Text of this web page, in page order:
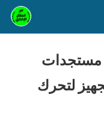
مستجدات
لتحرك